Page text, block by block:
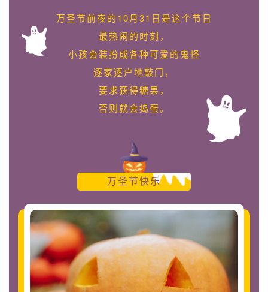
万圣节前夜的10月31日是这个节日
最热闹的时刻，
小孩会装扮成各种可爱的鬼怪
逐家逐户地敲门，
要求获得糖果，
否则就会捣蛋。
万圣节快乐